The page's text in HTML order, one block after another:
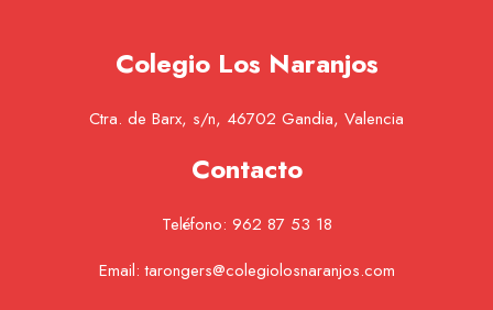
Colegio Los Naranjos
Ctra. de Barx, s/n, 46702 Gandia, Valencia
Contacto
Teléfono: 962 87 53 18
Email:tarongers@colegiolosnaranjos.com